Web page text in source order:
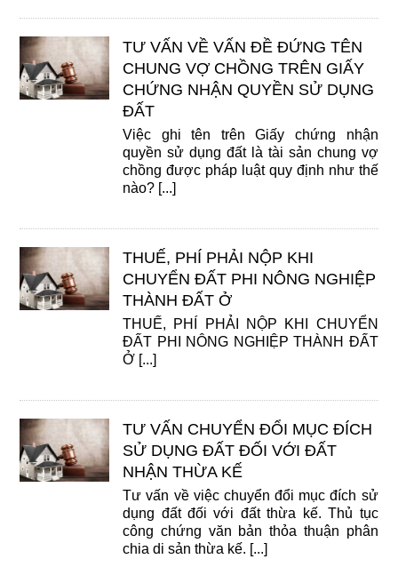
TƯ VẤN VỀ VẤN ĐỀ ĐỨNG TÊN
CHUNG VỢ CHỒNG TRÊN GIẤY
CHỨNG NHẬN QUYỀN SỬ DỤNG
ĐẤT
Việc ghi tên trên Giấy chứng nhận
quyền sử dụng đất là tài sản chung vợ
chồng được pháp luật quy định như thế
nào? [...]
THUẾ, PHÍ PHẢI NỘP KHI
CHUYỂN ĐẤT PHI NÔNG NGHIỆP
THÀNH ĐẤT Ở
THUẾ, PHÍ PHẢI NỘP KHI CHUYỂN
ĐẤT PHI NÔNG NGHIỆP THÀNH ĐẤT
Ở [...]
TƯ VẤN CHUYỂN ĐỔI MỤC ĐÍCH
SỬ DỤNG ĐẤT ĐỐI VỚI ĐẤT
NHẬN THỪA KẾ
Tư vấn về việc chuyển đổi mục đích sử
dụng đất đối với đất thừa kế. Thủ tục
công chứng văn bản thỏa thuận phân
chia di sản thừa kế. [...]